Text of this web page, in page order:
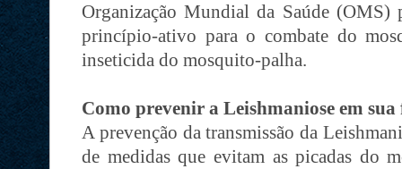
Organização Mundial da Saúde (OMS)
princípio-ativo para o combate do
inseticida do mosquito-palha.
Como prevenir a Leishmaniose em
A prevenção da transmissão da
de medidas que evitam as picadas do